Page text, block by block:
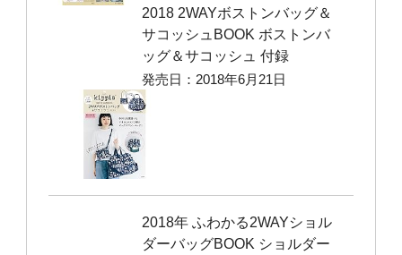
2018 2WAYボストンバッグ＆
サコッシュBOOK ボストンバ
ッグ＆サコッシュ 付録
発売日：2018年6月21日
2018年 ふわかる2WAYショル
ダーバッグBOOK ショルダー